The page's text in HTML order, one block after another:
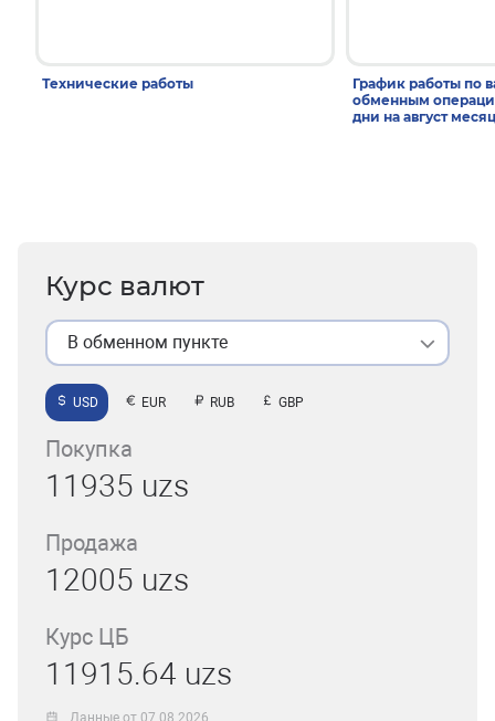
Технические работы
График работы по
обменным
дни на август месяц
Курс валют
В обменном пункте
USD EUR RUB GBP
Покупка
11935 uzs
Продажа
12005 uzs
Курс ЦБ
11915.64 uzs
Данные от 07.08.2026